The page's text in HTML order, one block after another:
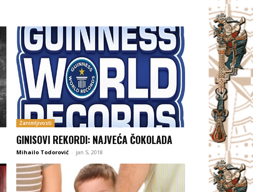
Zanimljivosti
GINISOVI REKORDI: NAJVEĆA ČOKOLADA
Mihailo Todorović - jan 5, 2018